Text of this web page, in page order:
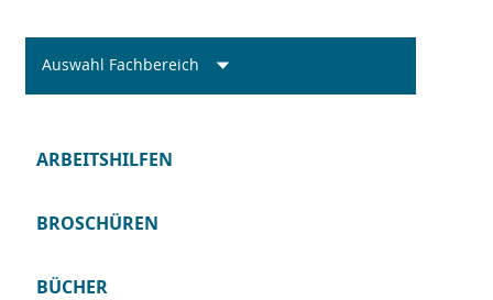
Auswahl Fachbereich
ARBEITSHILFEN
BROSCHÜREN
BÜCHER